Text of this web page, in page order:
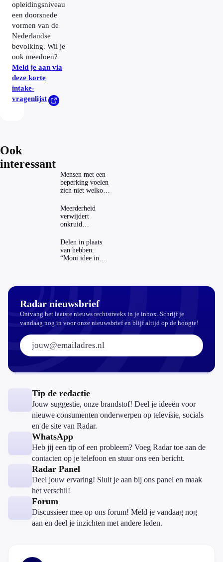
opleidingsniveau
een doorsnede
vormen van de
Nederlandse
bevolking. Wil je
ook meedoen?
Meld je aan via
deze korte
intake-
vragenlijst
Ook
interessant
Mensen met een
beperking voelen
zich niet welkom
Meerderheid
verwijdert
onkruid
‘Kwestie van
bijhouden’
Delen in plaats
van hebben:
“Mooi idee in
Radar nieuwsbrief
Ontvang het laatste nieuws rechtstreeks in je inbox. Schrijf je
vandaag nog in voor onze nieuwsbrief en blijf altijd op de hoogte!
E-mailadres:
Tip de redactie
Jouw suggestie, onze brandstof! Deel je ideeën voor
nieuwe consumenten onderwerpen op televisie, socials
en de site van Radar.
WhatsApp
Heb jij een tip of een probleem? Voeg Radar toe aan de
contacten op je telefoon en stuur ons een bericht.
Radar Panel
Deel jouw ervaring! Sluit je aan bij ons panel en maak
het verschil!
Forum
Discussieer mee op ons forum! Meld je vandaag nog
aan en deel je inzichten met andere leden.